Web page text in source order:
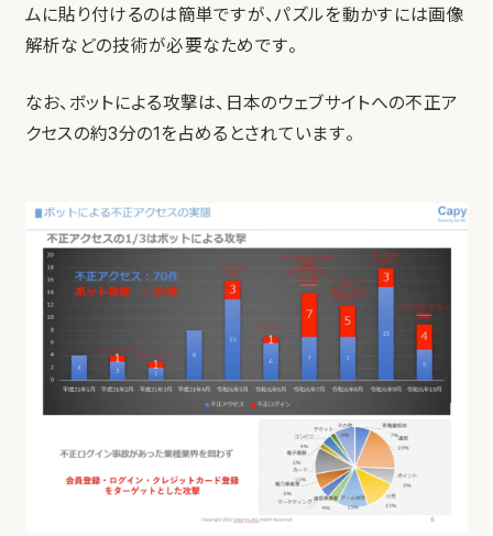
ムに貼り付けるのは簡単ですが、パズルを動かすには画像
解析などの技術が必要なためです。
なお、ボットによる攻撃は、日本のウェブサイトへの不正ア
クセスの約3分の1を占めるとされています。